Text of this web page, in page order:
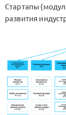
Стартапы
развития